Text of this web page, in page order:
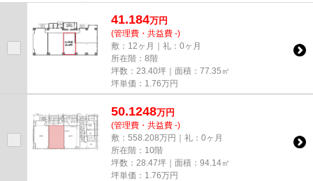
尚、弊社ではおとり広告は一切...
41.184万円
(管理費・共益費 -)
敷：12ヶ月｜礼：0ヶ月
所在階：8階
坪数：23.40坪｜面積：77.35㎡
坪単価： 1.76万円
50.1248万円
(管理費・共益費 -)
敷：558.208万円｜礼：0ヶ月
所在階：10階
坪数：28.47坪｜面積：94.14㎡
坪単価： 1.76万円